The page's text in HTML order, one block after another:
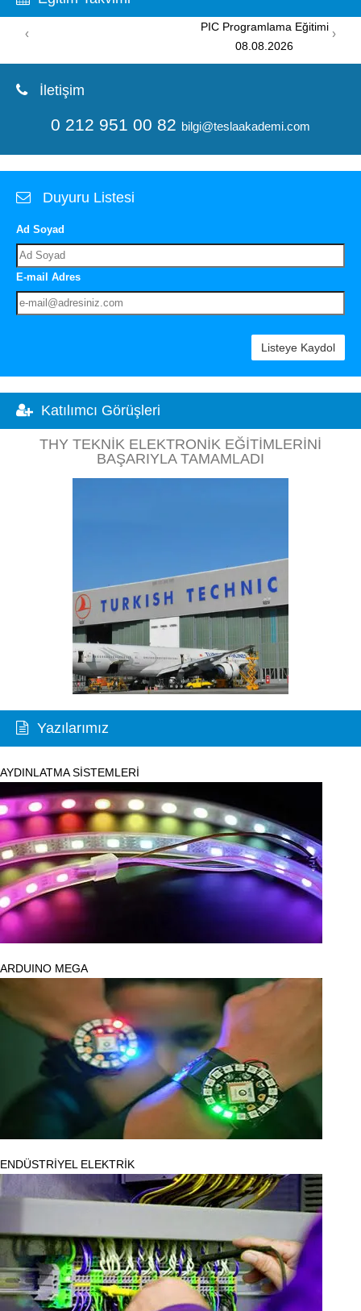
PIC Programlama Eğitimi
‹ ›
İletişim
0 212 951 00 82 bilgi@teslaakademi.com
Duyuru Listesi
Ad Soyad
E-mail Adres
Listeye Kaydol
Katılımcı Görüşleri
THY TEKNIK ELEKTRONIK EĞITIMLERINI
BAŞARIYLA TAMAMLADI
Yazılarımız
AYDINLATMA SİSTEMLERİ
ARDUINO MEGA
ENDÜSTRİYEL ELEKTRİK